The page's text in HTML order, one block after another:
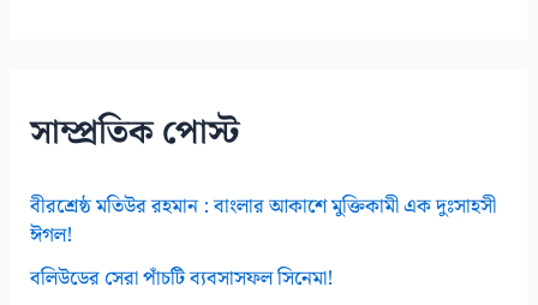
সাম্প্রতিক পোস্ট
বীরশ্রেষ্ঠ মতিউর রহমান : বাংলার আকাশে মুক্তিকামী এক দুঃসাহসী
ঈগল!
বলিউডের সেরা পাঁচটি ব্যবসাসফল সিনেমা!